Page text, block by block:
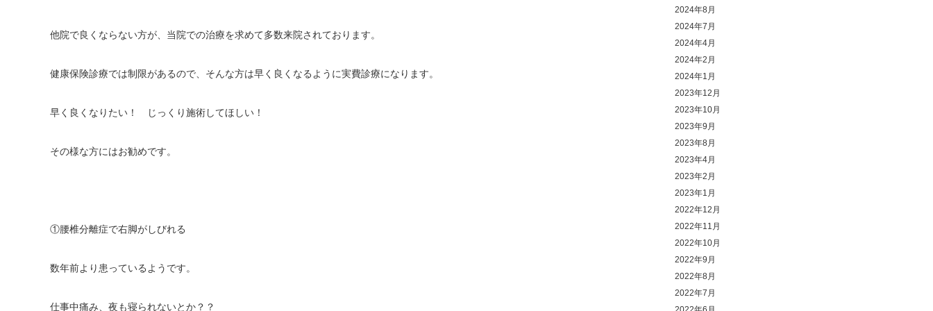
他院で良くならない方が、当院での治療を求めて多数来院されております。
健康保険診療では制限があるので、そんな方は早く良くなるように実費診療になります。
早く良くなりたい！ じっくり施術してほしい！
その様な方にはお勧めです。
①腰椎分離症で右脚がしびれる
数年前より患っているようです。
仕事中痛み、夜も寝られないとか？？
2024年8月
2024年7月
2024年4月
2024年2月
2024年1月
2023年12月
2023年10月
2023年9月
2023年8月
2023年4月
2023年2月
2023年1月
2022年12月
2022年11月
2022年10月
2022年9月
2022年8月
2022年7月